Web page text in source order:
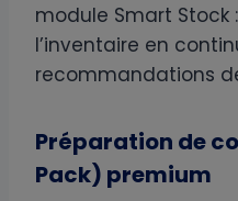
module Smart
l’inventaire en
recommandations
Préparation de
Pack) premium